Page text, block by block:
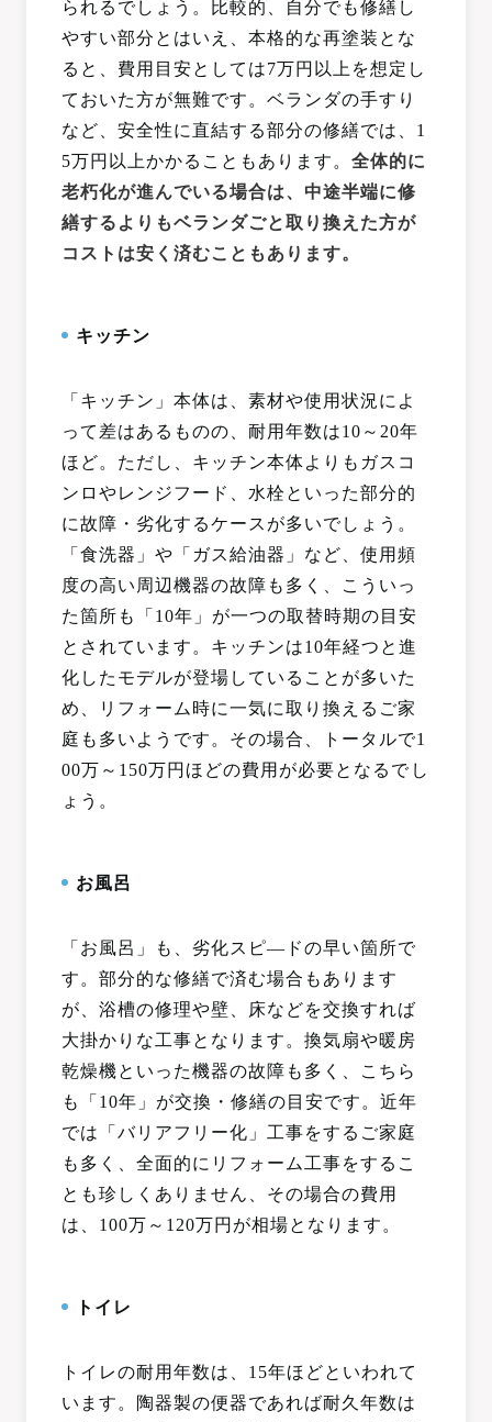
られるでしょう。比較的、自分でも修繕し
やすい部分とはいえ、本格的な再塗装とな
ると、費用目安としては7万円以上を想定し
ておいた方が無難です。ベランダの手すり
など、安全性に直結する部分の修繕では、1
5万円以上かかることもあります。全体的に
老朽化が進んでいる場合は、中途半端に修
繕するよりもベランダごと取り換えた方が
コストは安く済むこともあります。
キッチン
「キッチン」本体は、素材や使用状況によ
って差はあるものの、耐用年数は10～20年
ほど。ただし、キッチン本体よりもガスコ
ンロやレンジフード、水栓といった部分的
に故障・劣化するケースが多いでしょう。
「食洗器」や「ガス給油器」など、使用頻
度の高い周辺機器の故障も多く、こういっ
た箇所も「10年」が一つの取替時期の目安
とされています。キッチンは10年経つと進
化したモデルが登場していることが多いた
め、リフォーム時に一気に取り換えるご家
庭も多いようです。その場合、トータルで1
00万～150万円ほどの費用が必要となるでし
ょう。
お風呂
「お風呂」も、劣化スピ―ドの早い箇所で
す。部分的な修繕で済む場合もあります
が、浴槽の修理や壁、床などを交換すれば
大掛かりな工事となります。換気扇や暖房
乾燥機といった機器の故障も多く、こちら
も「10年」が交換・修繕の目安です。近年
では「バリアフリー化」工事をするご家庭
も多く、全面的にリフォーム工事をするこ
とも珍しくありません、その場合の費用
は、100万～120万円が相場となります。
トイレ
トイレの耐用年数は、15年ほどといわれて
います。陶器製の便器であれば耐久年数は